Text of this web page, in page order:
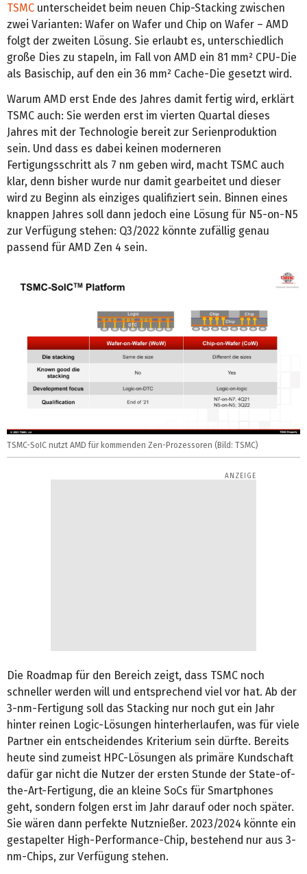
TSMC unterscheidet beim neuen Chip-Stacking zwischen
zwei Varianten: Wafer on Wafer und Chip on Wafer – AMD
folgt der zweiten Lösung. Sie erlaubt es, unterschiedlich
große Dies zu stapeln, im Fall von AMD ein 81 mm² CPU-Die
als Basischip, auf den ein 36 mm² Cache-Die gesetzt wird.
Warum AMD erst Ende des Jahres damit fertig wird, erklärt
TSMC auch: Sie werden erst im vierten Quartal dieses
Jahres mit der Technologie bereit zur Serienproduktion
sein. Und dass es dabei keinen moderneren
Fertigungsschritt als 7 nm geben wird, macht TSMC auch
klar, denn bisher wurde nur damit gearbeitet und dieser
wird zu Beginn als einziges qualifiziert sein. Binnen eines
knappen Jahres soll dann jedoch eine Lösung für N5-on-N5
zur Verfügung stehen: Q3/2022 könnte zufällig genau
passend für AMD Zen 4 sein.
TSMC-SoIC nutzt AMD für kommenden Zen-Prozessoren (Bild: TSMC)
Die Roadmap für den Bereich zeigt, dass TSMC noch
schneller werden will und entsprechend viel vor hat. Ab der
3-nm-Fertigung soll das Stacking nur noch gut ein Jahr
hinter reinen Logic-Lösungen hinterherlaufen, was für viele
Partner ein entscheidendes Kriterium sein dürfte. Bereits
heute sind zumeist HPC-Lösungen als primäre Kundschaft
dafür gar nicht die Nutzer der ersten Stunde der State-of-
the-Art-Fertigung, die an kleine SoCs für Smartphones
geht, sondern folgen erst im Jahr darauf oder noch später.
Sie wären dann perfekte Nutznießer. 2023/2024 könnte ein
gestapelter High-Performance-Chip, bestehend nur aus 3-
nm-Chips, zur Verfügung stehen.